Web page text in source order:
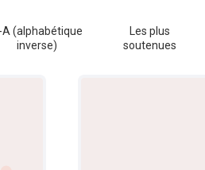
A (alphabétique
inverse)
Les plus
soutenues